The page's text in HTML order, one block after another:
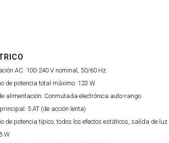
AC: 100-240 V nominal, 50/60 Hz
de potencia total máximo: 123 W
alimentación: Conmutada electrónica auto-rango
5 AT (de acción lenta)
de potencia típico, todos los efectos estáticos, salida de luz
W